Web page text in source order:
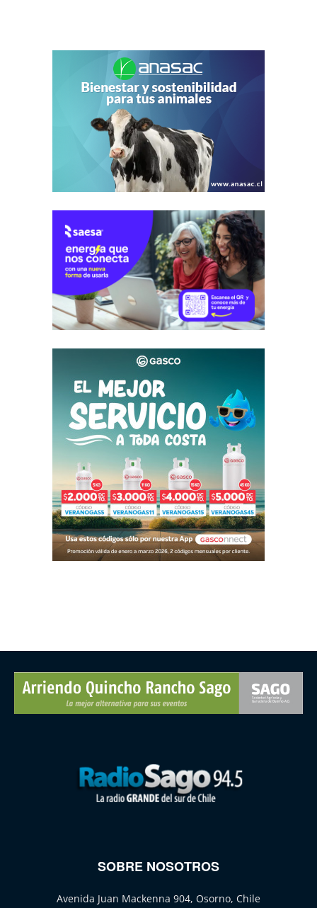
SOBRE NOSOTROS
Avenida Juan Mackenna 904, Osorno, Chile